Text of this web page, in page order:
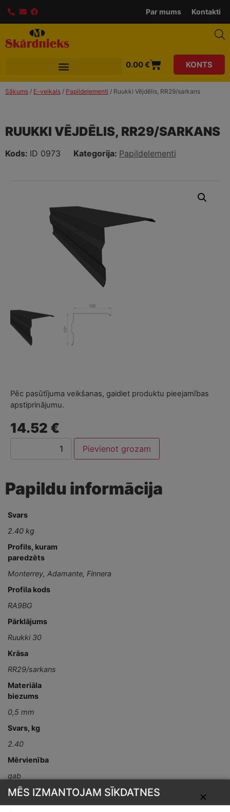
Par mums Kontakti
0.00€ KONTS
Sākums / E-veikals / Papildelementi / Ruukki Vējdēlis, RR29/sarkans
RUUKKI VĒJDĒLIS, RR29/SARKANS
Kods: ID 0973 Kategorija: Papildelementi
Pēc pasūtījuma veikšanas, gaidiet produktu pieejamības
apstiprinājumu.
14.52 €
Pievienot grozam
Papildu informācija
Svars
2.40 kg
Profils, kuram
paredzēts
Monterrey, Adamante, Finnera
Profila kods
RA9BG
Pārklājums
Ruukki 30
Krāsa
RR29/sarkans
Materiāla
biezums
0,5 mm
Svars, kg
2.40
Mērvienība
gab
Detaļas garums,
✕
MĒS IZMANTOJAM SĪKDATNES